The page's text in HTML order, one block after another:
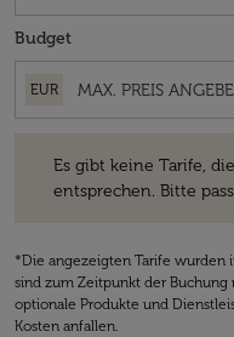
Budget
EUR
Es gibt keine Tarife,
entsprechen. Bitte
*Die angezeigten Tarife wurden
sind zum Zeitpunkt der
optionale Produkte und
Kosten anfallen.